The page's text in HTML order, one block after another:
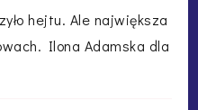
hejtu. Ale największa
Ilona Adamska dla